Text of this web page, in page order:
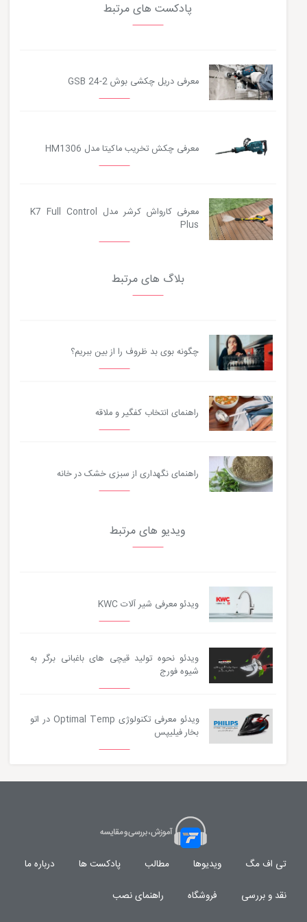
پادکست های مرتبط
معرفی دریل چکشی بوش GSB 24-2
معرفی چکش تخریب ماکیتا مدل HM1306
معرفی کارواش کرشر مدل K7 Full Control
Plus
بلاگ های مرتبط
چگونه بوی بد ظروف را از بین ببریم؟
راهنمای انتخاب کفگیر و ملاقه
راهنمای نگهداری از سبزی خشک در خانه
ویدیو های مرتبط
ویدئو معرفی شیر آلات KWC
ویدئو نحوه تولید قیچی های باغبانی برگر به
شیوه فورج
ویدئو معرفی تکنولوژی Optimal Temp در اتو
بخار فیلیپس
تی اف مگ ویدیوها مطالب پادکست ها درباره ما
نقد و بررسی فروشگاه راهنمای نصب